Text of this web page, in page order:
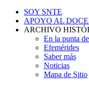
SOY SNTE
APOYO AL
ARCHIVO
En la punta
Efemérides
Saber más
Noticias
Mapa de Sitio